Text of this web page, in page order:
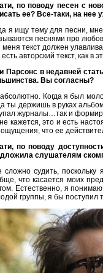
по поводу песен с
ее? Все-таки, на
я ищу тему для песни,
песнями про
меня текст должен
авторский текст, как
Парсонс в недавней
Вы согласны?
Когда я был
ты держишь в руках
журналы…так и
кажется, это и есть
ощущения, что ее
по поводу
слушателям
сложно судить,
что касается моих
Естественно, я
группы, я бы поступил